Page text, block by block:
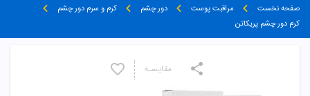
صفحه نخست مراقبت پوست دور چشم
کرم و سرم دور چشم
کرم دور چشم پریکاتن
مقایسـه